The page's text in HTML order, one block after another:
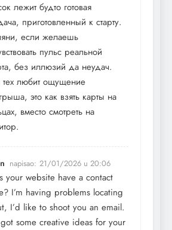
лежит будто готовая
приготовленный к старту.
если желаешь
пульс реальной
без иллюзий да неудач.
любит ощущение
это как взять карты на
вместо смотреть на
napisao: 21/01/2026 u 20:06
your website have a contact
I’m having problems locating
I’d like to shoot you an email.
got some creative ideas for your